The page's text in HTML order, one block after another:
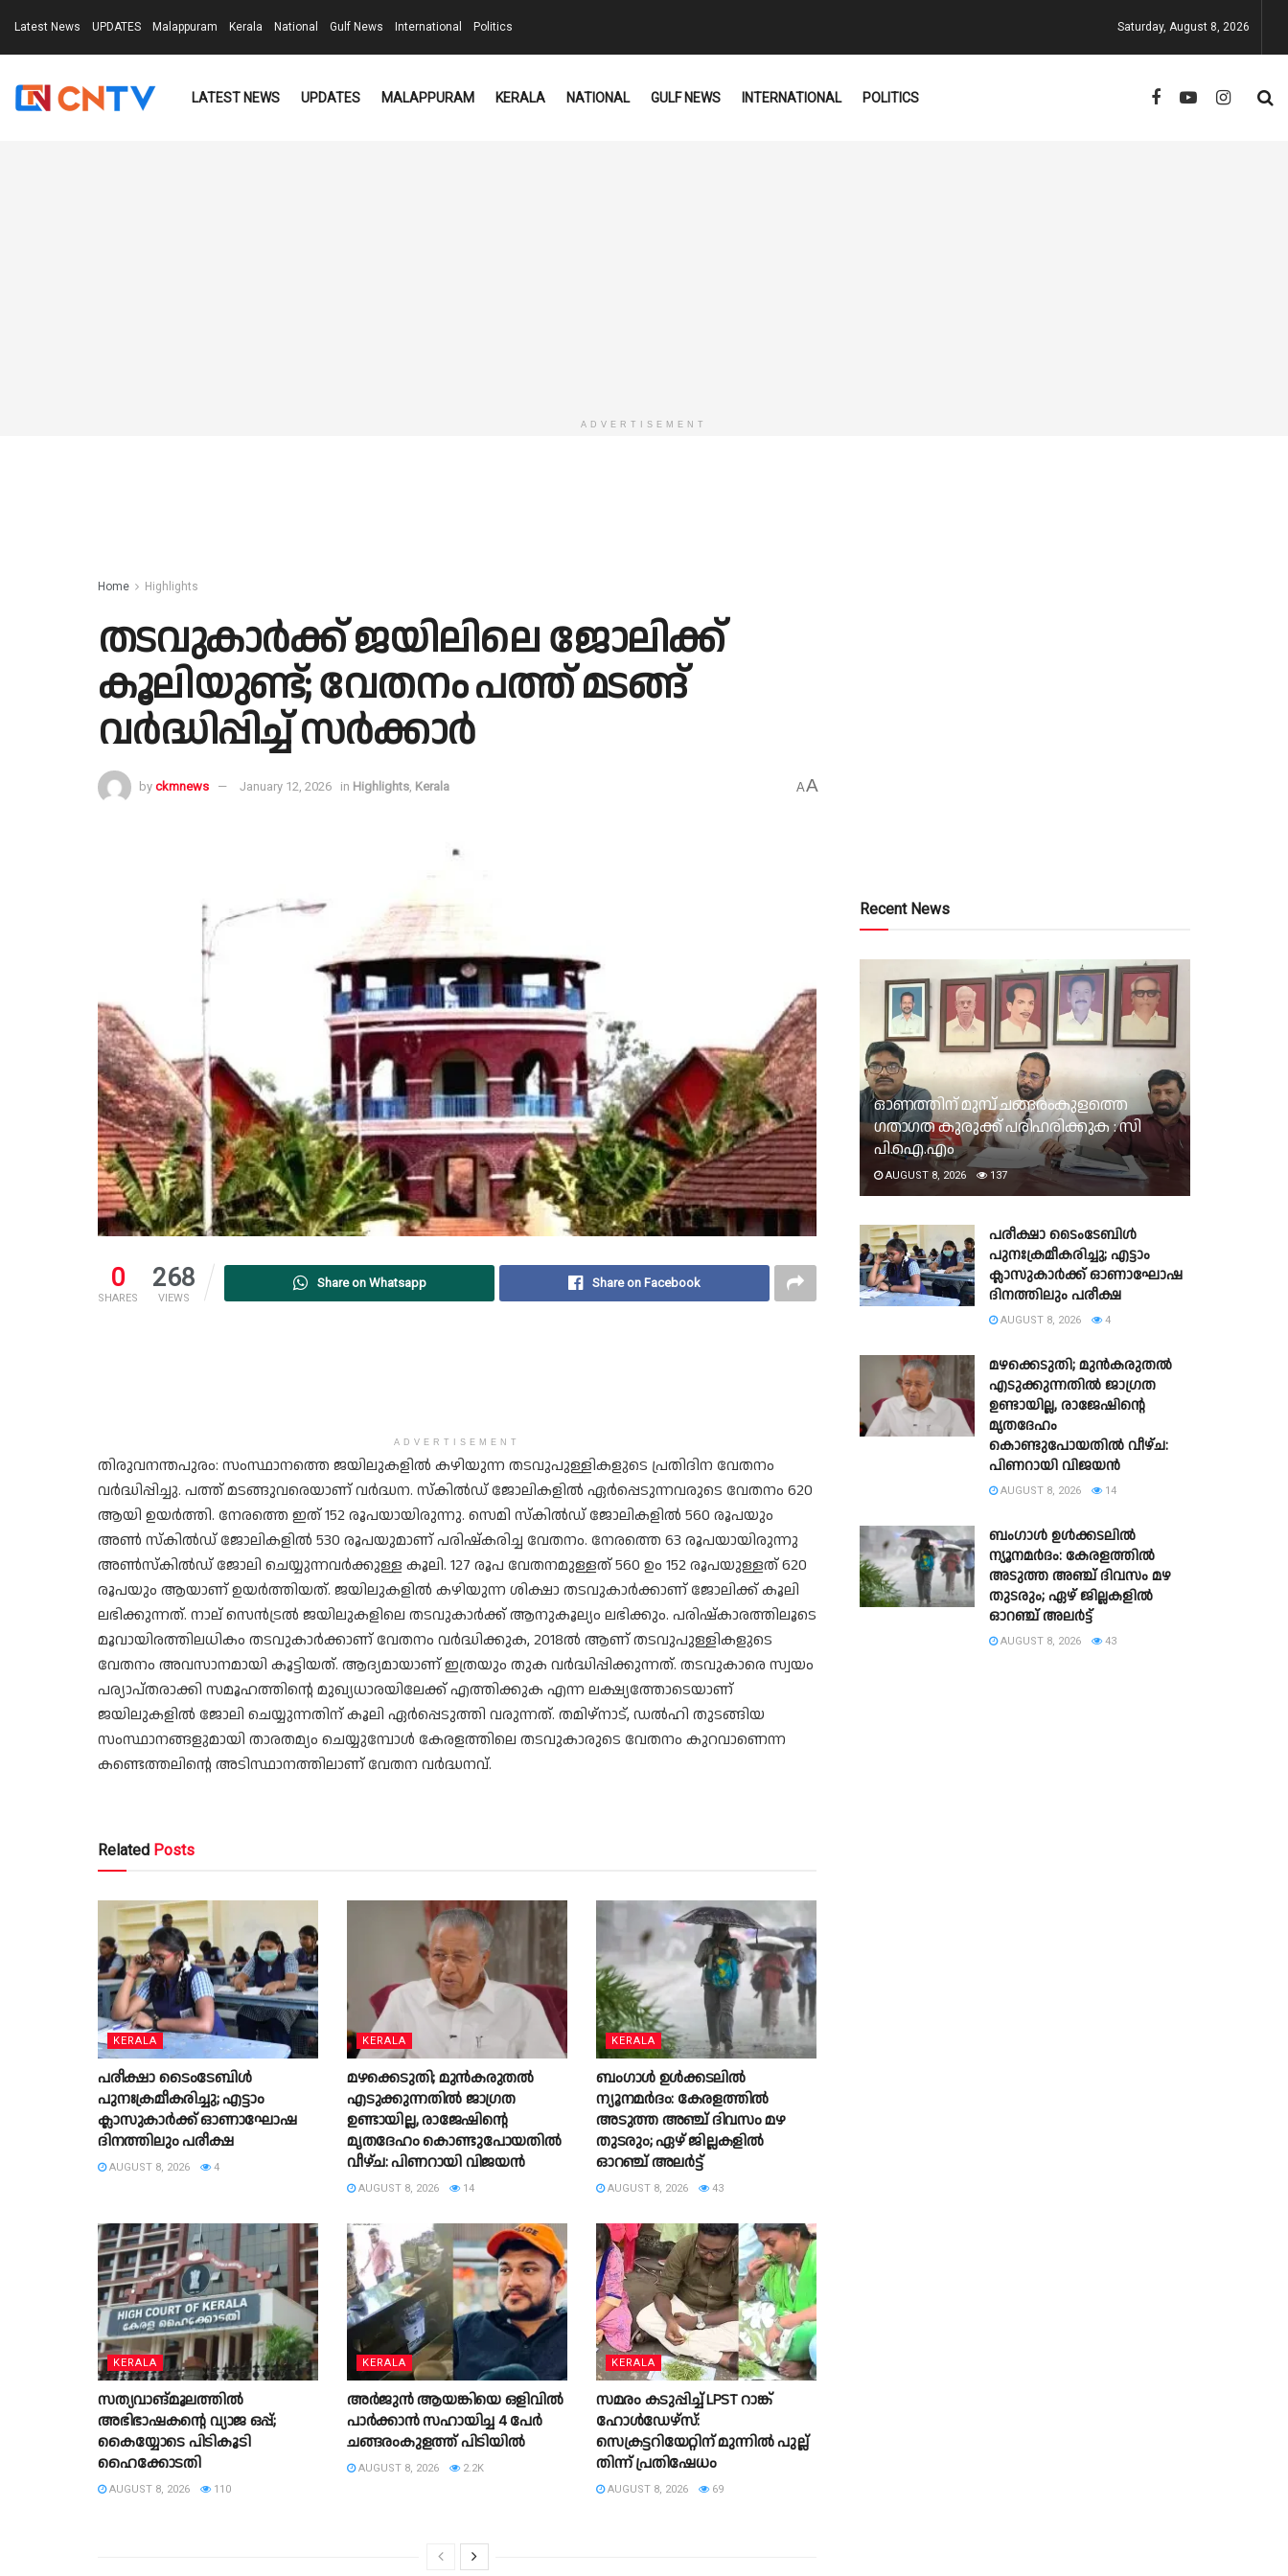
Latest News UPDATES Malappuram Kerala National Gulf News International Politics Saturday, August 8, 2026
LATEST NEWS UPDATES MALAPPURAM KERALA NATIONAL GULF NEWS INTERNATIONAL POLITICS
ADVERTISEMENT
Home Highlights
തടവുകാർക്ക് ജയിലിലെ ജോലിക്ക്
കൂലിയുണ്ട്; വേതനം പത്ത് മടങ്ങ്
വർദ്ധിപ്പിച്ച് സർക്കാർ
by ckmnews January 12, 2026 in Highlights Kerala AA
0
SHARES
268
VIEWS
Share on Whatsapp Share on Facebook
ADVERTISEMENT
തിരുവനന്തപുരം: സംസ്ഥാനത്തെ ജയിലുകളിൽ കഴിയുന്ന തടവുപുള്ളികളുടെ പ്രതിദിന വേതനം
വർദ്ധിപ്പിച്ചു. പത്ത് മടങ്ങുവരെയാണ് വർദ്ധന. സ്കിൽഡ് ജോലികളിൽ ഏ‍ർപ്പെടുന്നവരുടെ വേതനം 620
ആയി ഉയർത്തി. നേരത്തെ ഇത് 152 രൂപയായിരുന്നു. സെമി സ്കിൽഡ് ജോലികളിൽ 560 രൂപയും
അൺ സ്കിൽഡ് ജോലികളിൽ 530 രൂപയുമാണ് പരിഷ്കരിച്ച വേതനം. നേരത്തെ 63 രൂപയായിരുന്നു
അൺസ്കിൽഡ് ജോലി ചെയ്യുന്നവർ‌ക്കുള്ള കൂലി. 127 രൂപ വേതനമുള്ളത് 560 ഉം 152 രൂപയുള്ളത് 620
രൂപയും ആയാണ് ഉയ‌ർത്തിയത്. ജയിലുകളിൽ കഴിയുന്ന ശിക്ഷാ തടവുകാർക്കാണ് ജോലിക്ക് കൂലി
ലഭിക്കുന്നത്. നാല് സെൻട്രൽ ജയിലുകളിലെ തടവുകാർക്ക് ആനുകൂല്യം ലഭിക്കും. പരിഷ്കാരത്തിലൂടെ
മൂവായിരത്തിലധികം തടവുകാർക്കാണ് വേതനം വർദ്ധിക്കുക,​ 2018ൽ ആണ് തടവുപുള്ളികളുടെ
വേതനം അവസാനമായി കൂട്ടിയത്. ആദ്യമായാണ് ഇത്രയും തുക വർദ്ധിപ്പിക്കുന്നത്. തടവുകാരെ സ്വയം
പര്യാപ്തരാക്കി സമൂഹത്തിന്റെ മുഖ്യധാരയിലേക്ക് എത്തിക്കുക എന്ന ലക്ഷ്യത്തോടെയാണ്
ജയിലുകളിൽ ജോലി ചെയ്യുന്നതിന് കൂലി ഏർപ്പെടുത്തി വരുന്നത്. തമിഴ്നാട്,​ ഡൽഹി തുടങ്ങിയ
സംസ്ഥാനങ്ങളുമായി താരതമ്യം ചെയ്യുമ്പോൾ കേരളത്തിലെ തടവുകാരുടെ വേതനം കുറവാണെന്ന
കണ്ടെത്തലിന്റെ അടിസ്ഥാനത്തിലാണ് വേതന വർദ്ധനവ്.
Related Posts
KERALA
പരീക്ഷാ ടൈംടേബിൾ
പുനഃക്രമീകരിച്ചു; എട്ടാം
ക്ലാസുകാർക്ക് ഓണാഘോഷ
ദിനത്തിലും പരീക്ഷ
AUGUST 8, 2026 4
KERALA
മഴക്കെടുതി; മുൻകരുതൽ
എടുക്കുന്നതിൽ ജാഗ്രത
ഉണ്ടായില്ല, രാജേഷിന്റെ
മൃതദേഹം കൊണ്ടുപോയതിൽ
വീഴ്ച: പിണറായി വിജയൻ
AUGUST 8, 2026 14
KERALA
ബംഗാൾ ഉൾക്കടലിൽ
ന്യൂനമർദം: കേരളത്തിൽ
അടുത്ത അഞ്ച് ദിവസം മഴ
തുടരും; ഏഴ് ജില്ലകളിൽ
ഓറഞ്ച് അലർട്ട്
AUGUST 8, 2026 43
KERALA
സത്യവാങ്മൂലത്തില്‍
അഭിഭാഷകൻ്റെ വ്യാജ ഒപ്പ്;
കൈയ്യോടെ പിടികൂടി
ഹൈക്കോടതി
AUGUST 8, 2026 110
KERALA
അർജുൻ ആയങ്കിയെ ഒളിവിൽ
പാർക്കാൻ സഹായിച്ച 4 പേര്‍
ചങ്ങരംകുളത്ത് പിടിയില്‍
AUGUST 8, 2026 2.2K
KERALA
സമരം കടുപ്പിച്ച് LPST റാങ്ക്
ഹോൾഡേഴ്സ്:
സെക്രട്ടറിയേറ്റിന് മുന്നിൽ പുല്ല്
തിന്ന് പ്രതിഷേധം
AUGUST 8, 2026 69
Recent News
ഓണത്തിന് മുമ്പ് ചങ്ങരംകുളത്തെ
ഗതാഗത കുരുക്ക് പരിഹരിക്കുക : സി
പി.ഐ.എം
AUGUST 8, 2026 137
പരീക്ഷാ ടൈംടേബിൾ
പുനഃക്രമീകരിച്ചു; എട്ടാം
ക്ലാസുകാർക്ക് ഓണാഘോഷ
ദിനത്തിലും പരീക്ഷ
AUGUST 8, 2026 4
മഴക്കെടുതി; മുൻകരുതൽ
എടുക്കുന്നതിൽ ജാഗ്രത
ഉണ്ടായില്ല, രാജേഷിന്റെ
മൃതദേഹം
കൊണ്ടുപോയതിൽ വീഴ്ച:
പിണറായി വിജയൻ
AUGUST 8, 2026 14
ബംഗാൾ ഉൾക്കടലിൽ
ന്യൂനമർദം: കേരളത്തിൽ
അടുത്ത അഞ്ച് ദിവസം മഴ
തുടരും; ഏഴ് ജില്ലകളിൽ
ഓറഞ്ച് അലർട്ട്
AUGUST 8, 2026 43